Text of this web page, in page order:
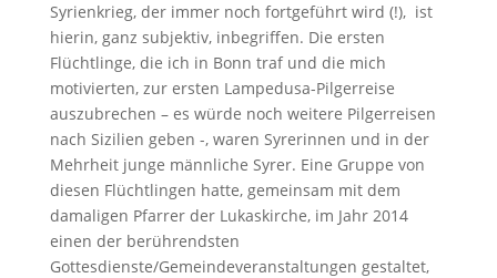
Syrienkrieg, der immer noch fortgeführt wird (!), ist
hierin, ganz subjektiv, inbegriffen. Die ersten
Flüchtlinge, die ich in Bonn traf und die mich
motivierten, zur ersten Lampedusa-Pilgerreise
auszubrechen – es würde noch weitere Pilgerreisen
nach Sizilien geben -, waren Syrerinnen und in der
Mehrheit junge männliche Syrer. Eine Gruppe von
diesen Flüchtlingen hatte, gemeinsam mit dem
damaligen Pfarrer der Lukaskirche, im Jahr 2014
einen der berührendsten
Gottesdienste/Gemeindeveranstaltungen gestaltet,